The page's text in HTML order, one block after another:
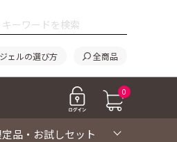
ジェルの選び方 全商品
0
定品・お試しセット